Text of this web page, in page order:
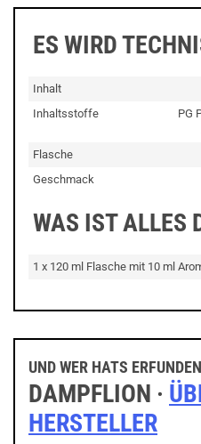
ES WIRD
Inhalt
Inhaltsstoffe
PG
Flasche
Geschmack
WAS IST ALLES
1 x 120 ml Flasche mit 10 ml
UND WER HATS
DAMPFLION ·
HERSTELLER